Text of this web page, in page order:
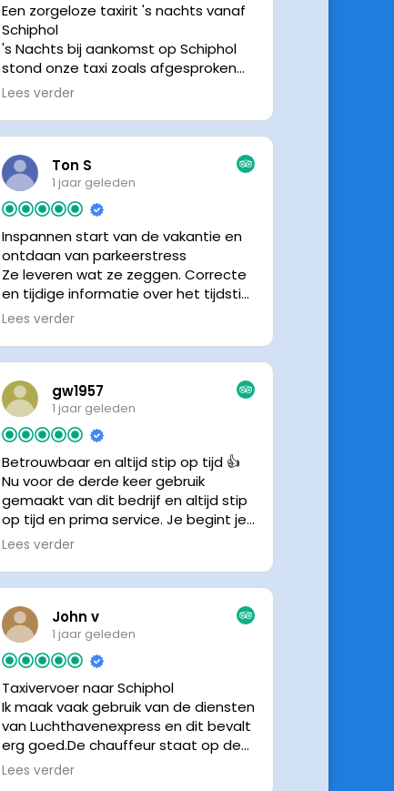
Een zorgeloze taxirit 's nachts vanaf
Schiphol
's Nachts bij aankomst op Schiphol
stond onze taxi zoals afgesproken
keurig te wachten. Dankzij de goede
chauffeur wisten we precies waar de
chauffeur, met een prachtige auto
was het een comfortabele rit. Graag
tot de volgende de keer.
Lees verder
Ton S
1 jaar geleden
Inspannen start van de vakantie en
ontdaan van parkeerstress
Ze leveren wat ze zeggen. Correcte
en tijdige informatie over het tijdstip
van ophalen. Voldeed ook nu weer
Lees verder
gw1957
1 jaar geleden
Betrouwbaar en altijd stip op tijd 👍
Nu voor de derde keer gebruik
gemaakt van dit bedrijf en altijd stip
op tijd en prima service. Je begint je
vakantie zonder zorgen iig. 👍👍
Lees verder
John v
1 jaar geleden
Taxivervoer naar Schiphol
Ik maak vaak gebruik van de diensten
van Luchthavenexpress en dit bevalt
erg goed.De chauffeur staat op de
afgesproken tijd klaar om je op te
Lees verder